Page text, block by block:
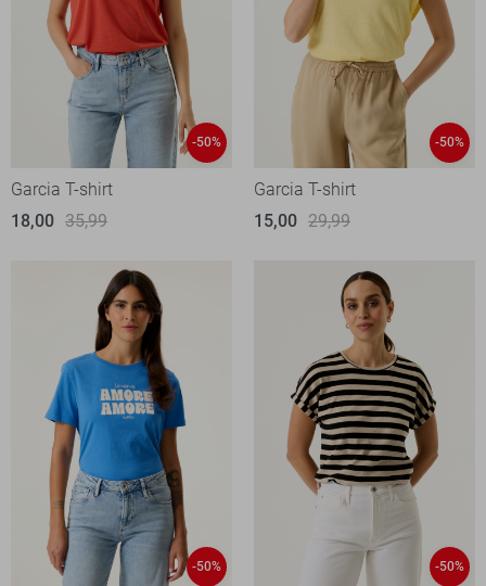
-50%
Garcia T-shirt
18,00 35,99
-50%
Garcia T-shirt
15,00 29,99
-50% -50%